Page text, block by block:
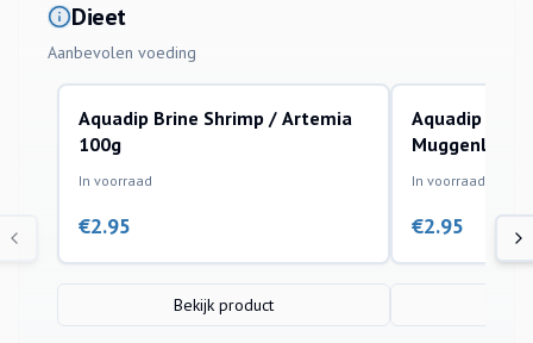
Dieet
Aanbevolen voeding
Aquadip Brine Shrimp / Artemia
100g
In voorraad
€2.95
Bekijk product
Aquadip
In voorraad
€2.95